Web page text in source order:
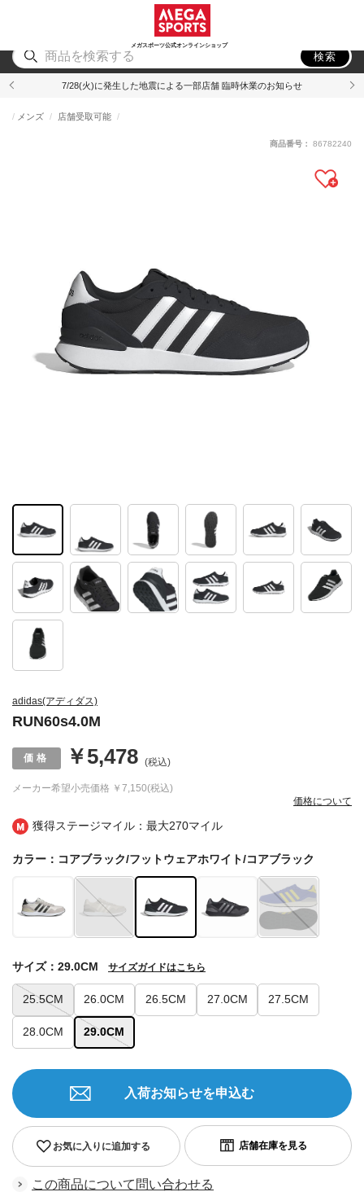
メガスポーツ公式オンラインショップ
アウトドア
検索
7/28(火)に発生した地震による一部店舗 臨時休業のお知らせ
獲得ステージマイル：最大270マイル
adidas(アディダス)
RUN60s4.0M
メンズ 店舗受取可能
メーカー希望小売価格 ￥7,150(税込)
￥5,478 (税込)
価格について
商品番号： 86782240
カラー：コアブラック/フットウェアホワイト/コアブラック
25.5CM 26.0CM 26.5CM 27.0CM 27.5CM
28.0CM 29.0CM
サイズ：29.0CM サイズガイドはこちら
お気に入りに追加する
入荷お知らせを申込む
この商品について問い合わせる